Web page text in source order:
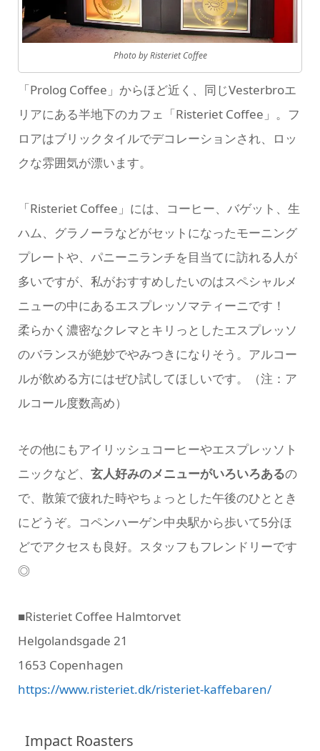
Photo by Risteriet Coffee
「Prolog Coffee」からほど近く、同じVesterbroエ
リアにある半地下のカフェ「Risteriet Coffee」。フ
ロアはブリックタイルでデコレーションされ、ロッ
クな雰囲気が漂います。
「Risteriet Coffee」には、コーヒー、バゲット、生
ハム、グラノーラなどがセットになったモーニング
プレートや、パニーニランチを目当てに訪れる人が
多いですが、私がおすすめしたいのはスペシャルメ
ニューの中にあるエスプレッソマティーニです！
柔らかく濃密なクレマとキリっとしたエスプレッソ
のバランスが絶妙でやみつきになりそう。アルコー
ルが飲める方にはぜひ試してほしいです。（注：ア
ルコール度数高め）
その他にもアイリッシュコーヒーやエスプレッソト
ニックなど、 玄人好みのメニューがいろいろあるの
で、散策で疲れた時やちょっとした午後のひととき
にどうぞ。コペンハーゲン中央駅から歩いて5分ほ
どでアクセスも良好。スタッフもフレンドリーです
◎
■Risteriet Coffee Halmtorvet
Helgolandsgade 21
1653 Copenhagen
https://www.risteriet.dk/risteriet-kaffebaren/
Impact Roasters